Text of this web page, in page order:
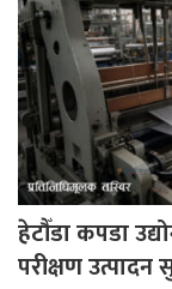
हेटौँडा कपडा
परीक्षण उत्पादन